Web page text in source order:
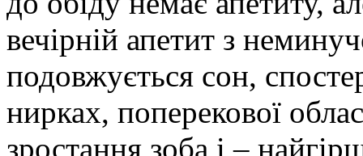
вечірній апетит з
подовжується сон,
нирках, поперекової
зростання зоба і –